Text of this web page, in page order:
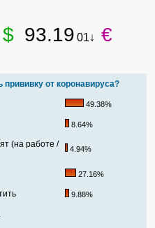
$ 93.19 01↓ €
от коронавируса?
49.38%
8.64%
(на работе /
4.94%
27.16%
9.88%